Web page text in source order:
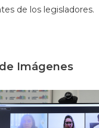
de los legisladores.
Imágenes